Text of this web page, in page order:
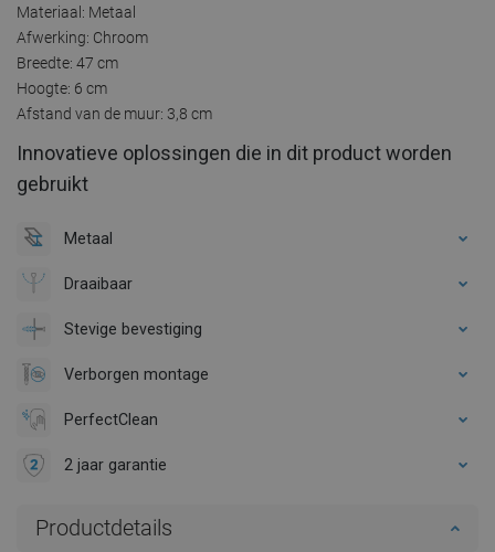
Materiaal: Metaal
Afwerking: Chroom
Breedte: 47 cm
Hoogte: 6 cm
Afstand van de muur: 3,8 cm
Innovatieve oplossingen die in dit product worden
gebruikt
Metaal
Draaibaar
Stevige bevestiging
Verborgen montage
PerfectClean
2 jaar garantie
Productdetails